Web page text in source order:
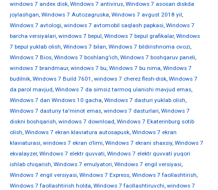
windows 7 andex disk, Windows 7 antivirus, Windows 7 asosan diskda
joylashgan, Windows 7 Autozagruska, Windows 7 avgust 2018 yil,
Windows 7 avtologi, windows 7 avtomobil saqlash papkasi, Windows 7
barcha versiyalari, windows 7 bepul, Windows 7 bepul grafikalar, Windows
7 bepul yuklab olish, Windows 7 bilan, Windows 7 bildirishnoma ovozi,
Windows 7 Bios, Windows 7 boshlang'ich, Windows 7 boshqaruv paneli,
windows 7 brandmaur, windows 7 bu, Windows 7 bu nima, Windows 7
budilnik, Windows 7 Build 7601 , windows 7 cherez flesh-disk, Windows 7
da parol mavjud, Windows 7 da simsiz tarmoq ulanishi mavjud emas,
Windows 7 dan Windows 10 gacha, Windows 7 dasturi yuklab olish,
Windows 7 dasturiy ta'minot emas, windows 7 dasturlari, Windows 7
diskni boshqarish, windows 7 download, Windows 7 Ekaterinburg sotib
olish, Windows 7 ekran klaviatura autosapusk, Windows 7 ekran
klaviaturasi, windows 7 ekran o'limi, Windows 7 ekrani shaxsiy, Windows 7
ekvalayzer, Windows 7 elektr quvvati, Windows 7 elektr quvvati yuqori
ishlab chiqarish, Windows 7 emulyatori, Windows 7 engil versiyasi,
Windows 7 engil versiyasi, Windows 7 Express, Windows 7 faollashtirish,
Windows 7 faollashtirish holda, Windows 7 faollashtiruvchi, windows 7